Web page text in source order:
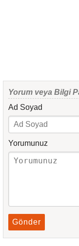
Yorum veya Bilgi
Ad Soyad
Yorumunuz
Gönder